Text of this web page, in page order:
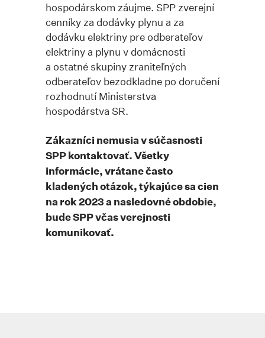
hospodárskom záujme. SPP zverejní
cenníky za dodávky plynu a za
dodávku elektriny pre odberateľov
elektriny a plynu v domácnosti
a ostatné skupiny zraniteľných
odberateľov bezodkladne po doručení
rozhodnutí Ministerstva
hospodárstva SR.
Zákazníci nemusia v súčasnosti
SPP kontaktovať. Všetky
informácie, vrátane často
kladených otázok, týkajúce sa cien
na rok 2023 a nasledovné obdobie,
bude SPP včas verejnosti
komunikovať.